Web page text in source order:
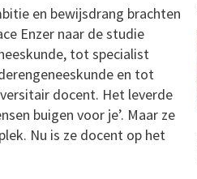
en bewijsdrang brachten
Enzer naar de studie
tot specialist
en tot
docent. Het leverde
buigen voor je’. Maar ze
Nu is ze docent op het